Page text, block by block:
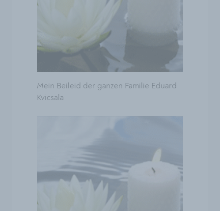
Mein Beileid der ganzen Familie Eduard
Kvicsala